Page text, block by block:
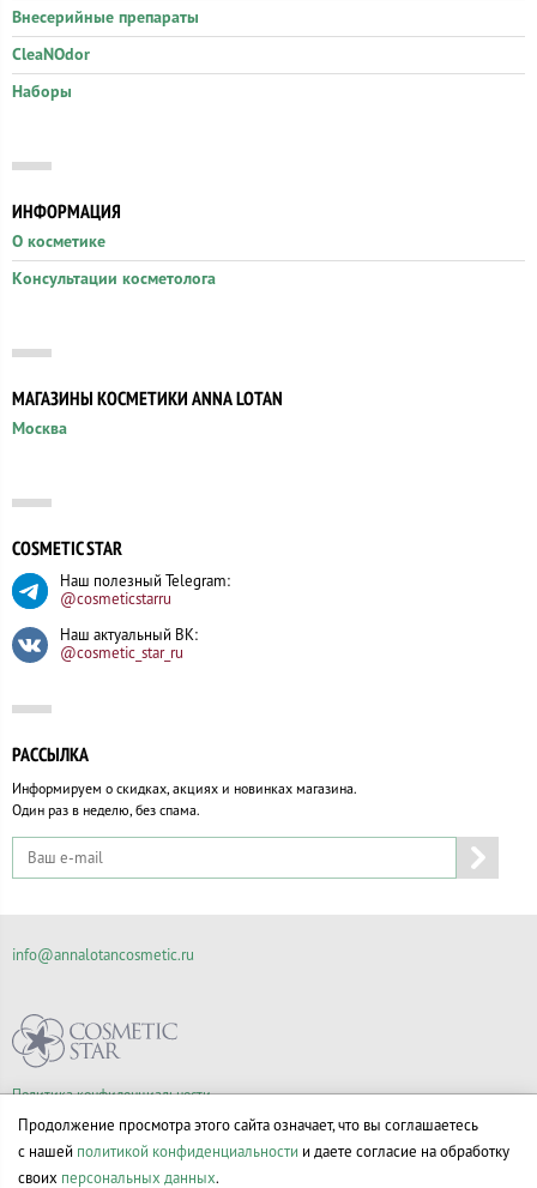
Внесерийные препараты
CleaNOdor
Наборы
ИНФОРМАЦИЯ
О косметике
Консультации косметолога
МАГАЗИНЫ КОСМЕТИКИ ANNA LOTAN
Москва
COSMETIC STAR
Наш полезный Telegram:
@cosmeticstarru
Наш актуальный ВК:
@cosmetic_star_ru
РАССЫЛКА
Информируем о скидках, акциях и новинках магазина.
Один раз в неделю, без спама.
Политика конфиденциальности
Правила продажи товаров
Согласие на обработку персональных данных
info@annalotancosmetic.ru
Продолжение просмотра этого сайта означает, что вы соглашаетесь
с нашей политикой конфиденциальности и даете согласие на обработку
своих персональных данных.